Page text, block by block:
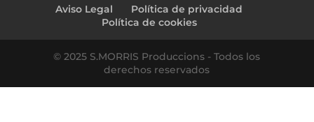
Aviso Legal
Política de privacidad
Política de cookies
© 2025 S.MORRIS Produccions - Todos los
derechos reservados